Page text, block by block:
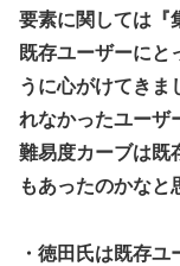
要素に関しては『
既存ユーザーにと
うに心がけてきま
れなかったユーザ
難易度カーブは既
もあったのかなと
・徳田氏は既存